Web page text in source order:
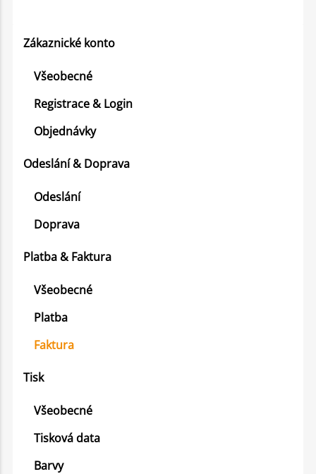
Zákaznické konto
Všeobecné
Registrace & Login
Objednávky
Odeslání & Doprava
Odeslání
Doprava
Platba & Faktura
Všeobecné
Platba
Faktura
Tisk
Všeobecné
Tisková data
Barvy